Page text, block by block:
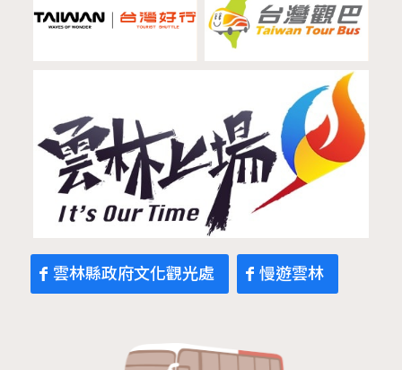
雲林縣政府文化觀光處 慢遊雲林